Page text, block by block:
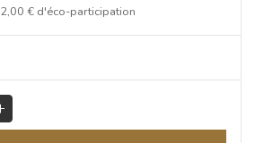
2,00 €d'éco-participation